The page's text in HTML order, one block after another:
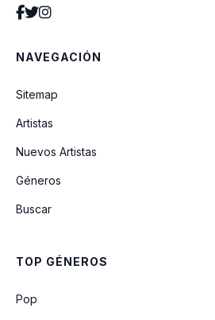
NAVEGACIÓN
Sitemap
Artistas
Nuevos Artistas
Géneros
Buscar
TOP GÉNEROS
Pop